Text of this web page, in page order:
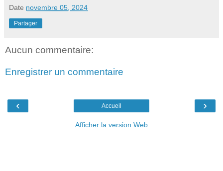
Date novembre 05, 2024
Partager
Aucun commentaire:
Enregistrer un commentaire
‹ ›
Accueil
Afficher la version Web